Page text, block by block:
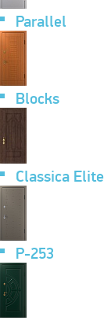
Parallel
Blocks
Classica Elite
P-253